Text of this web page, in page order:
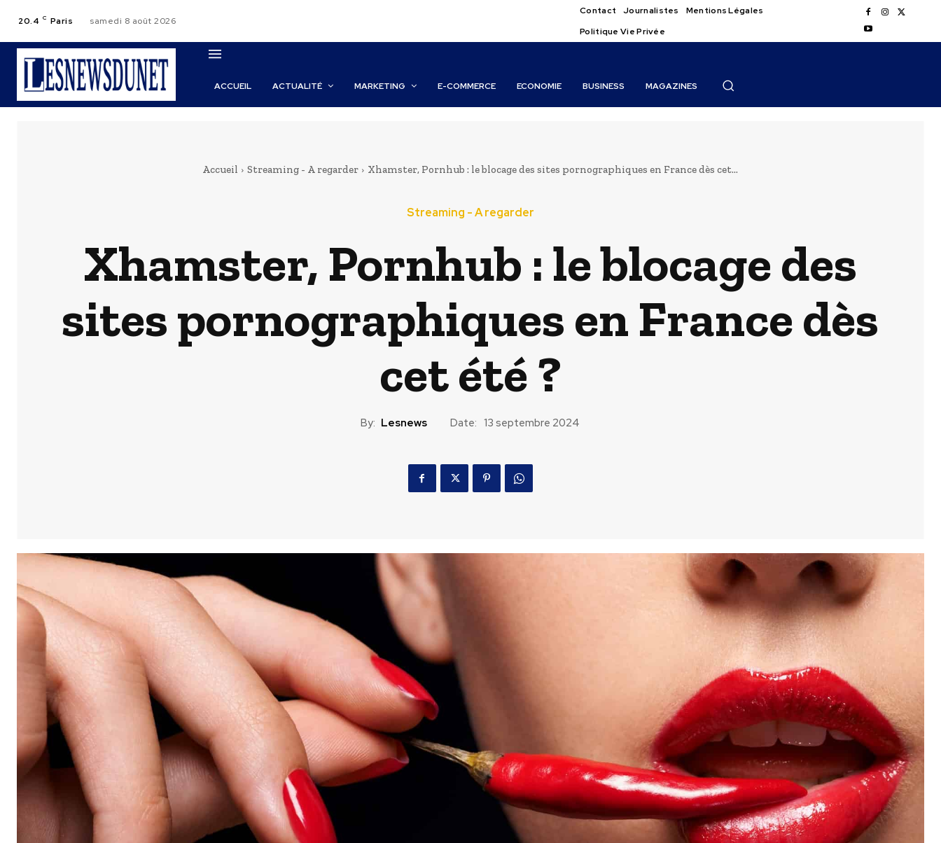
20.4 C Paris samedi 8 août 2026
Contact Journalistes
Mentions Légales
Politique Vie Privée
ACCUEIL ACTUALITÉ MARKETING E-COMMERCE ECONOMIE BUSINESS MAGAZINES
Accueil Streaming - A regarder Xhamster, Pornhub : le blocage des sites pornographiques en France dès cet...
Streaming - A regarder
Xhamster, Pornhub : le blocage des
sites pornographiques en France dès
cet été ?
By: Lesnews Date: 13 septembre 2024